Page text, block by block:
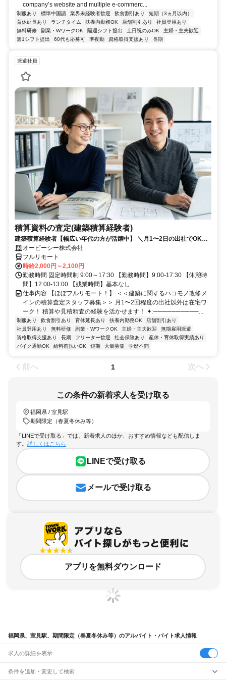
company’s website and multiple e-commerc...
制服あり 標準中国語 業界未経験者歓迎 飲食割引あり
短期（3ヵ月以内）
育休延長あり
ランチタイム 扶養内勤務OK 店舗割引あり
社員登用あり
無料研修
副業・WワークOK 隔週シフト提出 土日祝のみOK
主婦・主夫歓迎
週1シフト提出
60代も応募可 準夜勤 資格取得支援あり 長期
派遣社員
積算資料の査定(建築積算経験者)
建築積算経験者【幅広い年代の方が活躍中】 ＼月1〜2日の出社でOK！
大手の安定環境で積算資料の査定業務／
オーピーシー株式会社
フルリモート
時給2,000円～2,100円
勤務時間 固定時間制 9:00～17:30 【勤務時間】9:00-17:30 【休憩時
間】12:00-13:00 【残業時間】基本なし
仕事内容 【ほぼフルリモート！】 ＜＜建築に関するハコモノ改修メ
インの積算査定スタッフ募集＞＞ 月1〜2回程度の出社以外は在宅ワ
ーク！ 積算や見積精査の経験を活かせます！ ✦ː──────────...
制服あり 飲食割引あり 育休延長あり 扶養内勤務OK
店舗割引あり
社員登用あり
無料研修 副業・WワークOK 主婦・主夫歓迎
無期雇用派遣
資格取得支援あり
長期 フリーター歓迎 社会保険あり
産休・育休取得実績あり
バイク通勤OK
給料前払いOK 短期 大量募集 学歴不問
前へ 1 次へ
この条件の新着求人を受け取る
福岡県 / 室見駅
期間限定（春夏冬休み等）
「LINEで受け取る」では、新着求人のほか、おすすめ情報なども配信しま
す。 詳しくはこちら
LINEで受け取る
メールで受け取る
アプリを無料ダウンロード
福岡県、室見駅、期間限定（春夏冬休み等）のアルバイト・バイト求人情報
求人の詳細を表示
条件を追加・変更して検索